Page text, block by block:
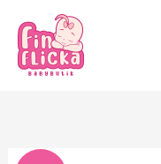
innehåll